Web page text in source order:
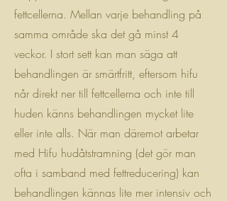
fettcellerna. Mellan varje behandling på
samma område ska det gå minst 4
veckor. I stort sett kan man säga att
behandlingen är smärtfritt, eftersom hifu
når direkt ner till fettcellerna och inte till
huden känns behandlingen mycket lite
eller inte alls. När man däremot arbetar
med Hifu hudåtstramning (det gör man
ofta i samband med fettreducering) kan
behandlingen kännas lite mer intensiv och